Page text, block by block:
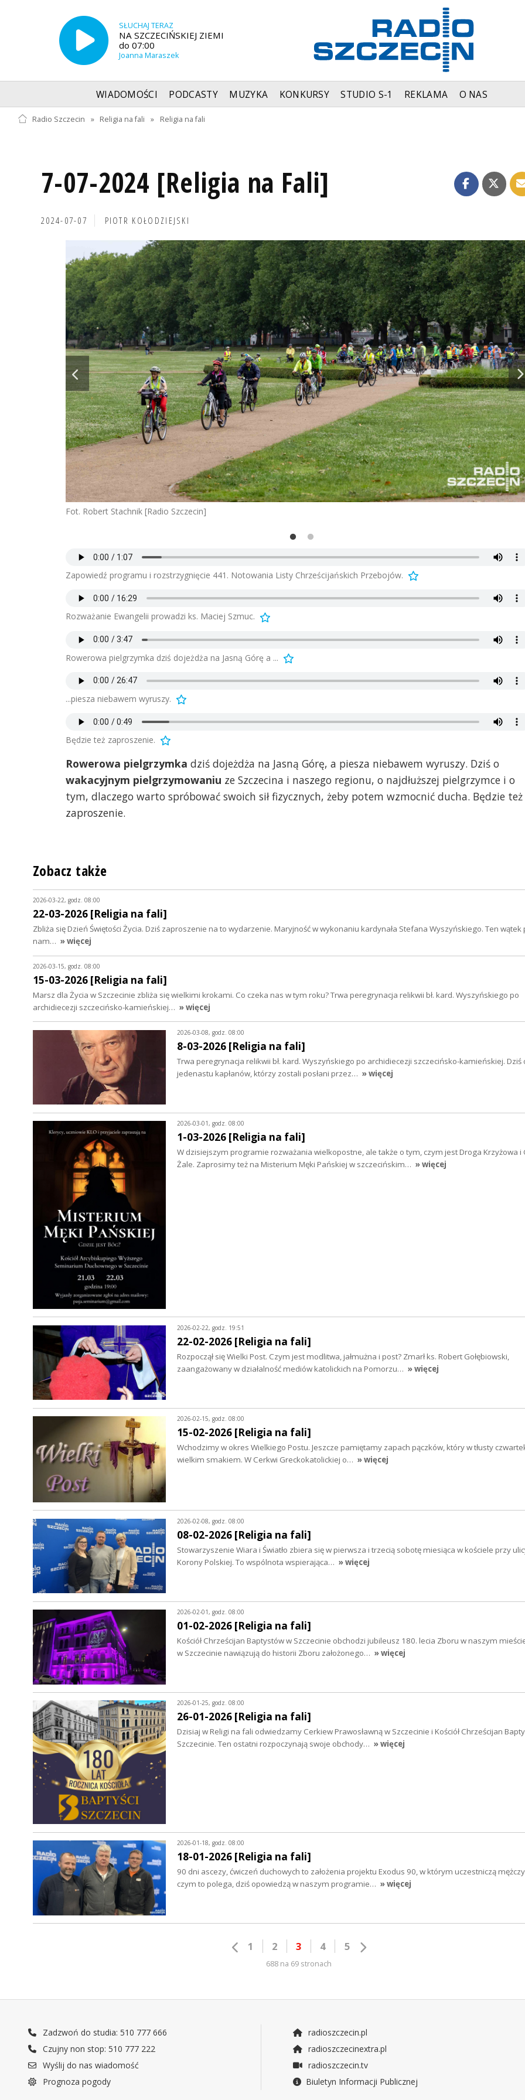
SŁUCHAJ TERAZ
NA SZCZECIŃSKIEJ ZIEMI
do 07:00
Joanna Maraszek
WIADOMOŚCI PODCASTY MUZYKA KONKURSY STUDIO S-1 REKLAMA O NAS
Radio Szczecin » Religia na fali » Religia na fali
7-07-2024 [Religia na Fali]
2024-07-07 PIOTR KOŁODZIEJSKI
Fot. Robert Stachnik [Radio Szczecin]
Zapowiedź programu i rozstrzygnięcie 441. Notowania Listy Chrześcijańskich Przebojów.
Rozważanie Ewangelii prowadzi ks. Maciej Szmuc.
Rowerowa pielgrzymka dziś dojeżdża na Jasną Górę a ...
...piesza niebawem wyruszy.
Będzie też zaproszenie.
Rowerowa pielgrzymka dziś dojeżdża na Jasną Górę, a piesza niebawem wyruszy. Dziś o
wakacyjnym pielgrzymowaniu ze Szczecina i naszego regionu, o najdłuższej pielgrzymce i o
tym, dlaczego warto spróbować swoich sił fizycznych, żeby potem wzmocnić ducha. Będzie też
zaproszenie.
Zobacz także
2026-03-22, godz. 08:00
22-03-2026 [Religia na fali]
Zbliża się Dzień Świętości Życia. Dziś zaproszenie na to wydarzenie. Maryjność w wykonaniu kardynała Stefana Wyszyńskiego. Ten wątek
nam… » więcej
2026-03-15, godz. 08:00
15-03-2026 [Religia na fali]
Marsz dla Życia w Szczecinie zbliża się wielkimi krokami. Co czeka nas w tym roku? Trwa peregrynacja relikwii bł. kard. Wyszyńskiego po
archidiecezji szczecińsko-kamieńskiej… » więcej
2026-03-08, godz. 08:00
8-03-2026 [Religia na fali]
Trwa peregrynacja relikwii bł. kard. Wyszyńskiego po archidiecezji szczecińsko-kamieńskiej. Dziś
jedenastu kapłanów, którzy zostali posłani przez… » więcej
2026-03-01, godz. 08:00
1-03-2026 [Religia na fali]
W dzisiejszym programie rozważania wielkopostne, ale także o tym, czym jest Droga Krzyżowa i
Żale. Zaprosimy też na Misterium Męki Pańskiej w szczecińskim… » więcej
2026-02-22, godz. 19:51
22-02-2026 [Religia na fali]
Rozpoczął się Wielki Post. Czym jest modlitwa, jałmużna i post? Zmarł ks. Robert Gołębiowski,
zaangażowany w działalność mediów katolickich na Pomorzu… » więcej
2026-02-15, godz. 08:00
15-02-2026 [Religia na fali]
Wchodzimy w okres Wielkiego Postu. Jeszcze pamiętamy zapach pączków, który w tłusty
wielkim smakiem. W Cerkwi Greckokatolickiej o… » więcej
2026-02-08, godz. 08:00
08-02-2026 [Religia na fali]
Stowarzyszenie Wiara i Światło zbiera się w pierwsza i trzecią sobotę miesiąca w kościele przy
Korony Polskiej. To wspólnota wspierająca… » więcej
2026-02-01, godz. 08:00
01-02-2026 [Religia na fali]
Kościół Chrześcijan Baptystów w Szczecinie obchodzi jubileusz 180. lecia Zboru w naszym
w Szczecinie nawiązują do historii Zboru założonego… » więcej
2026-01-25, godz. 08:00
26-01-2026 [Religia na fali]
Dzisiaj w Religi na fali odwiedzamy Cerkiew Prawosławną w Szczecinie i Kościół Chrześcijan
Szczecinie. Ten ostatni rozpoczynają swoje obchody… » więcej
2026-01-18, godz. 08:00
18-01-2026 [Religia na fali]
90 dni ascezy, ćwiczeń duchowych to założenia projektu Exodus 90, w którym uczestniczą
czym to polega, dziś opowiedzą w naszym programie… » więcej
1 2 3 4 5
688 na 69 stronach
Zadzwoń do studia: 510 777 666
Czujny non stop: 510 777 222
Wyślij do nas wiadomość
Prognoza pogody
radioszczecin.pl
radioszczecinextra.pl
radioszczecin.tv
Biuletyn Informacji Publicznej